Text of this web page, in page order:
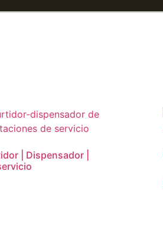
| Dispensador |